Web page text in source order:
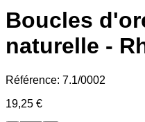
Boucles
naturelle -
Référence: 7.1/0002
19,25 €